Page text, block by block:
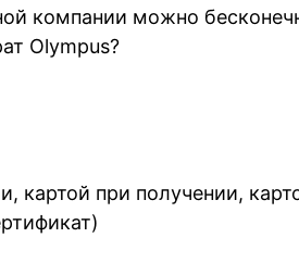
компании можно
Olympus?
картой при получении,